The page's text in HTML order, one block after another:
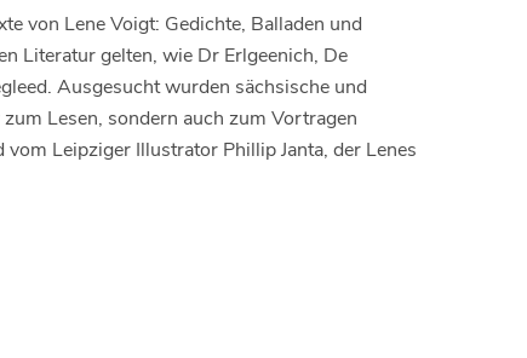
von Lene Voigt: Gedichte, Balladen und
Literatur gelten, wie Dr Erlgeenich, De
Ausgesucht wurden sächsische und
Lesen, sondern auch zum Vortragen
Leipziger Illustrator Phillip Janta, der Lenes